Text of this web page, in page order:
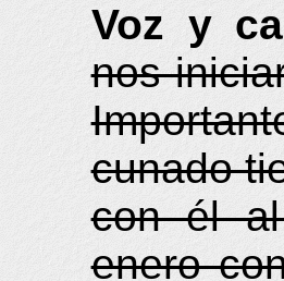
Voz y
nos
cunado
con él
enero